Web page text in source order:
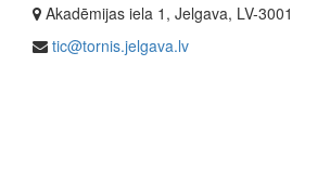
Akadēmijas iela 1, Jelgava, LV-3001
tic@tornis.jelgava.lv